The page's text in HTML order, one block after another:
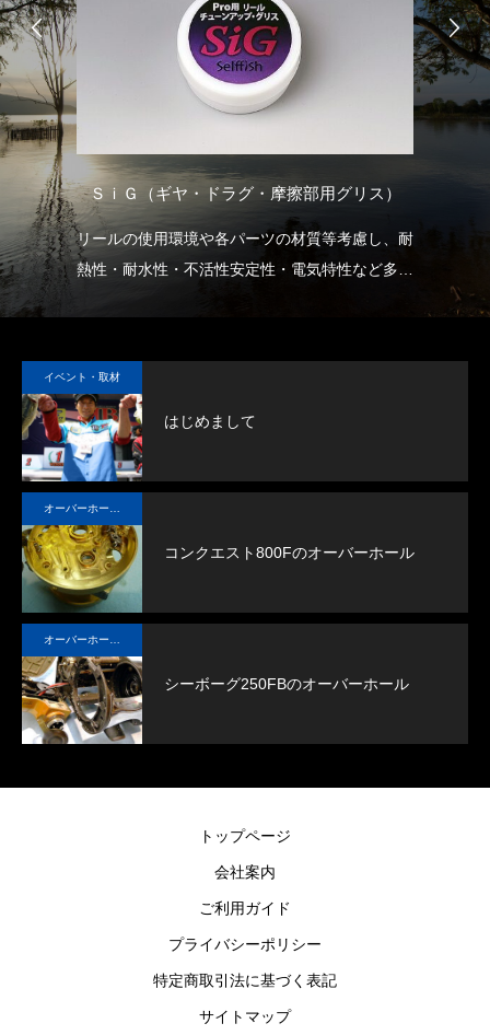
ＳｉＧ（ギヤ・ドラグ・摩擦部用グリス）
リールの使用環境や各パーツの材質等考慮し、耐
熱性・耐水性・不活性安定性・電気特性など多く
ギアのノイズの軽減、ドラグのスムーズな滑り出
し、稼動部の長期にわたる潤滑を確保できます。
イベント・取材
はじめまして
コンクエスト800Fのオーバーホール
シーボーグ250FBのオーバーホール
トップページ
会社案内
ご利用ガイド
プライバシーポリシー
特定商取引法に基づく表記
サイトマップ